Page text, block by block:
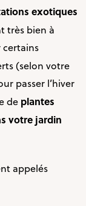
exotiques
très bien à
certains
(selon votre
passer l’hiver
de plantes
votre jardin
appelés